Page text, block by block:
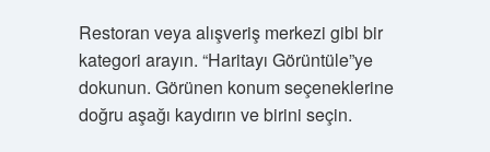
Restoran veya alışveriş merkezi gibi bir
kategori arayın. “Haritayı Görüntüle”ye
dokunun. Görünen konum seçeneklerine
doğru aşağı kaydırın ve birini seçin.